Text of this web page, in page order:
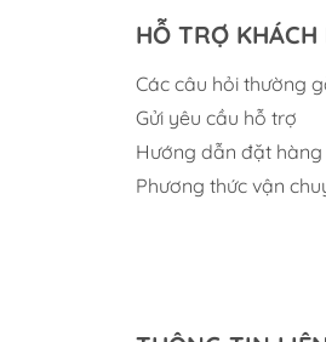
bảo dây
Độ Bền Vượt
dạng và
Lắp Đặt Dễ
Lợi Ích
Kéo Dài Tuổi
HỖ TRỢ KHÁCH
Các câu hỏi thường
Gửi yêu cầu hỗ trợ
Hướng dẫn đặt hàng
Phương thức vận